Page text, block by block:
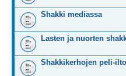
Shakki mediassa
Lasten ja nuorten
Shakkikerhojen peli-